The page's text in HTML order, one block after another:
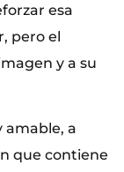
esa
pero el
y a su
amable, a
que contiene